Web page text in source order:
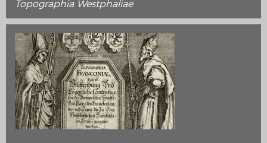
Topographia Westphaliae